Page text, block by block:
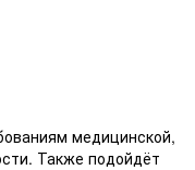
медицинской,
Также подойдёт